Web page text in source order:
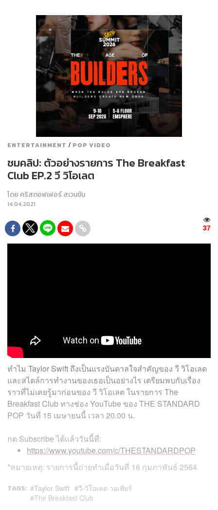
ENTERTAINMENT / POP VIDEO
ชมคลิป: ตัวอย่างรายการ The Breakfast
Club EP.2 วี วิโอเลต
โดย คริสตอฟเฟอร์ สเวนซัน
14.04.2021
37
ทำไม Taylor Swift ถึงเป็นแรงบันดาลใจสำคัญของ วี วิโอเลต
และสไตล์การทำงานของเธอเป็นอย่างไร เตรียมพบกับเรื่อง
ราวที่ไม่เคยรู้มาก่อนของ วี วิโอเลต ในรายการ The
Breakfast Club ทางช่อง YouTube ของ THE STANDARD
POP วันที่ 15 เมษายนนี้ เวลา 20.00 น.
กด Subscribe ได้แล้ววันนี้ที่:
https://www.youtube.com/c/THESTANDARDPOP
*หมายเหตุ: รายการนี้ถ่ายทำเมื่อวันที่ 16 กุมภาพันธ์ 2564
TAGS: Taylor Swift
วี-วิโอเลต วอเทียร์
The Breakfast Club